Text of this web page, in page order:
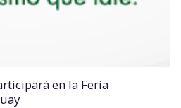
en la Feria